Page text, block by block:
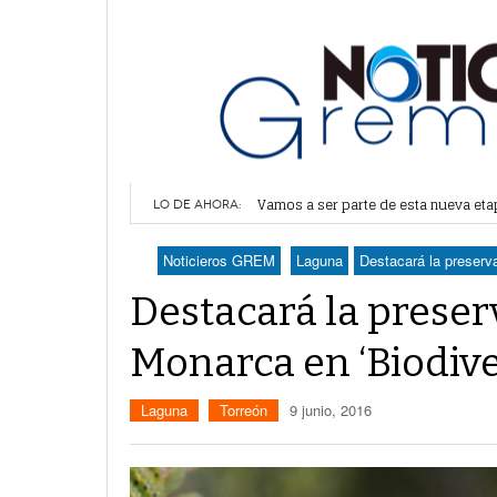
LO DE AHORA: Vamos a ser parte de esta nueva
Lerdo recibe mayor dotación de
Durango elegirá por insaculación y
Denuncian robo en oficinas de
Va Ayuntamiento de Lerdo por
Noticieros GREM Laguna Destacará la
Destacará la
Monarca en
Laguna Torreón 9 junio, 2016